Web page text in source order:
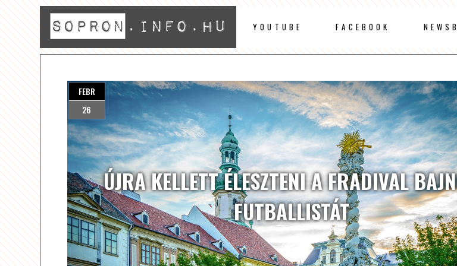
YOUTUBE FACEBOOK
ÚJRA KELLETT ÉLESZTENI A FRADIVAL
FUTBALLISTÁT
FEBR
26